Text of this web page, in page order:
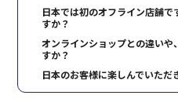
日本では初のオフライン店舗
すか？
オンラインショップとの違いや
すか？
日本のお客様に楽しんでいただ